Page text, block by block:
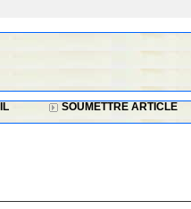
SOUMETTRE ARTICLE